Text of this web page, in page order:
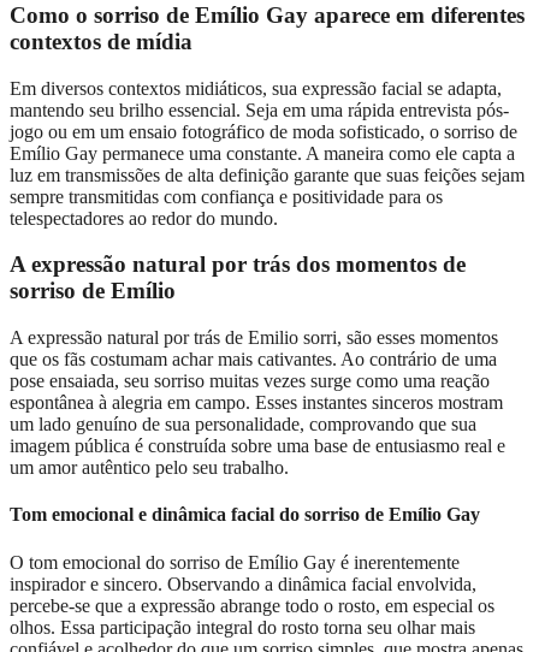
Como o sorriso de Emílio Gay aparece em diferentes
contextos de mídia
Em diversos contextos midiáticos, sua expressão facial se adapta,
mantendo seu brilho essencial. Seja em uma rápida entrevista pós-
jogo ou em um ensaio fotográfico de moda sofisticado, o sorriso de
Emílio Gay permanece uma constante. A maneira como ele capta a
luz em transmissões de alta definição garante que suas feições sejam
sempre transmitidas com confiança e positividade para os
telespectadores ao redor do mundo.
A expressão natural por trás dos momentos de
sorriso de Emílio
A expressão natural por trás de Emilio sorri, são esses momentos
que os fãs costumam achar mais cativantes. Ao contrário de uma
pose ensaiada, seu sorriso muitas vezes surge como uma reação
espontânea à alegria em campo. Esses instantes sinceros mostram
um lado genuíno de sua personalidade, comprovando que sua
imagem pública é construída sobre uma base de entusiasmo real e
um amor autêntico pelo seu trabalho.
Tom emocional e dinâmica facial do sorriso de Emílio Gay
O tom emocional do sorriso de Emílio Gay é inerentemente
inspirador e sincero. Observando a dinâmica facial envolvida,
percebe-se que a expressão abrange todo o rosto, em especial os
olhos. Essa participação integral do rosto torna seu olhar mais